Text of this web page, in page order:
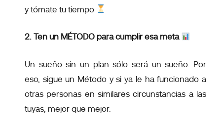
y tómate tu tiempo
2. Ten un MÉTODO para cumplir esa meta
Un sueño sin un plan sólo será un sueño. Por
eso, sigue un Método y si ya le ha funcionado a
otras personas en similares circunstancias a las
tuyas, mejor que mejor.